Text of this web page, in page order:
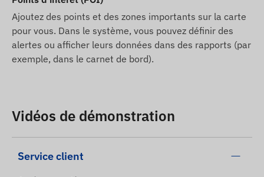
Ajoutez des points et des zones importants sur la carte
pour vous. Dans le système, vous pouvez définir des
alertes ou afficher leurs données dans des rapports (par
exemple, dans le carnet de bord).
Vidéos de démonstration
Service client